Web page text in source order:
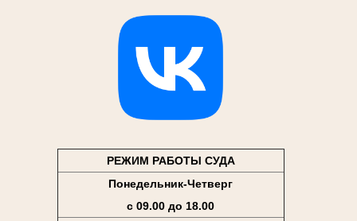
РЕЖИМ РАБОТЫ СУДА
Понедельник-Четверг
с 09.00 до 18.00